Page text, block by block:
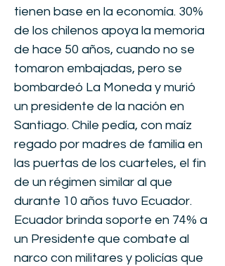
tienen base en la economía. 30%
de los chilenos apoya la memoria
de hace 50 años, cuando no se
tomaron embajadas, pero se
bombardeó La Moneda y murió
un presidente de la nación en
Santiago. Chile pedía, con maíz
regado por madres de familia en
las puertas de los cuarteles, el fin
de un régimen similar al que
durante 10 años tuvo Ecuador.
Ecuador brinda soporte en 74% a
un Presidente que combate al
narco con militares y policías que